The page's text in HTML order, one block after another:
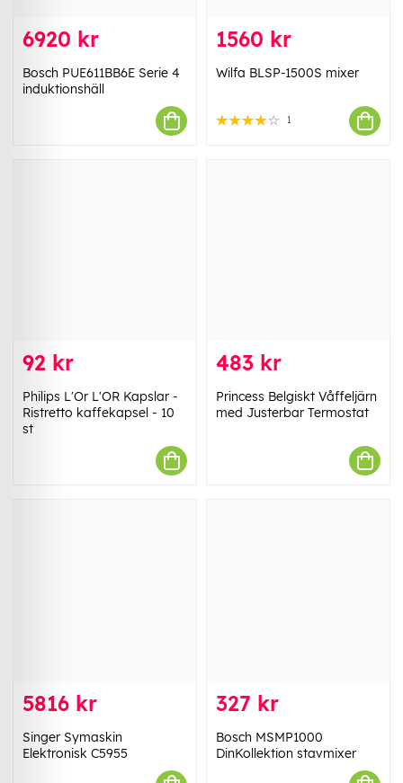
6920 kr
Bosch PUE611BB6E Serie 4
induktionshäll
1560 kr
Wilfa BLSP-1500S mixer
1
92 kr
Philips L'Or L'OR Kapslar -
Ristretto kaffekapsel - 10
st
483 kr
Princess Belgiskt Våffeljärn
med Justerbar Termostat
5816 kr
Singer Symaskin
Elektronisk C5955
327 kr
Bosch MSMP1000
DinKollektion stavmixer